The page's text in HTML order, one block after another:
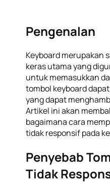
Pengenalan
Keyboard merupakan
keras utama yang
untuk memasukkan
tombol keyboard
yang dapat
Artikel ini akan
bagaimana cara
tidak responsif pada
Penyebab
Tidak